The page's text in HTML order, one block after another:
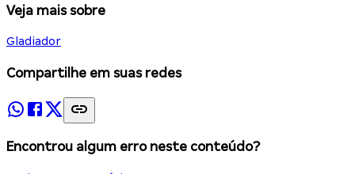
Veja mais sobre
Gladiador
Compartilhe em suas redes
Encontrou algum erro neste conteúdo?